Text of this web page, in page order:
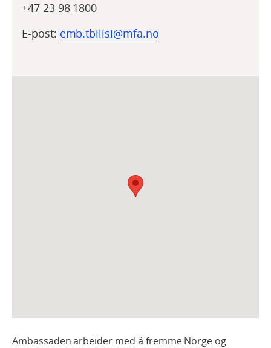
+47 23 98 1800
E-post: emb.tbilisi@mfa.no
Ambassaden arbeider med å fremme Norge og